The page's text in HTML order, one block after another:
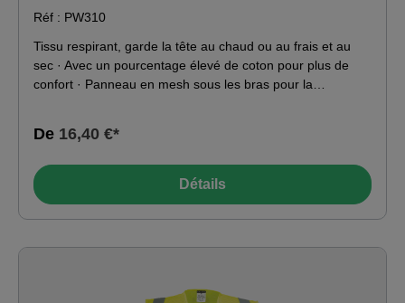
Réf : PW310
Tissu respirant, garde la tête au chaud ou au frais et au
sec · Avec un pourcentage élevé de coton pour plus de
confort · Panneau en mesh sous les bras pour la
en V · Certifié EN ISO 20471 après 50 lavages Tissu
Conforme à la norme RIS 3279-TOM pour l'industrie
ferroviaire (orange uniquement)
De 16,40 €*
Détails